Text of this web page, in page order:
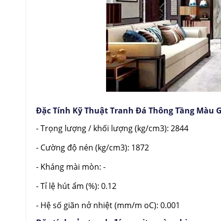
Đặc Tính Kỹ Thuật Tranh Đá Thông Tầng Màu
- Trọng lượng / khối lượng (kg/cm3): 2844
- Cường độ nén (kg/cm3): 1872
- Kháng mài mòn: -
- Tỉ lệ hút ẩm (%): 0.12
- Hệ số giãn nở nhiệt (mm/m oC): 0.001